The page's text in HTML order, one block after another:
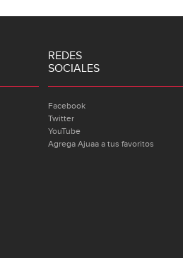
REDES
SOCIALES
Facebook
Twitter
YouTube
Agrega Ajuaa a tus favoritos